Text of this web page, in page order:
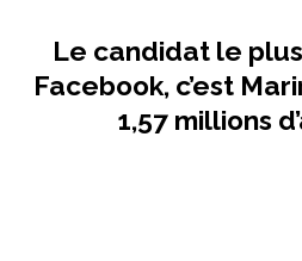
Le candidat le
Facebook, c’est
1,57 millions